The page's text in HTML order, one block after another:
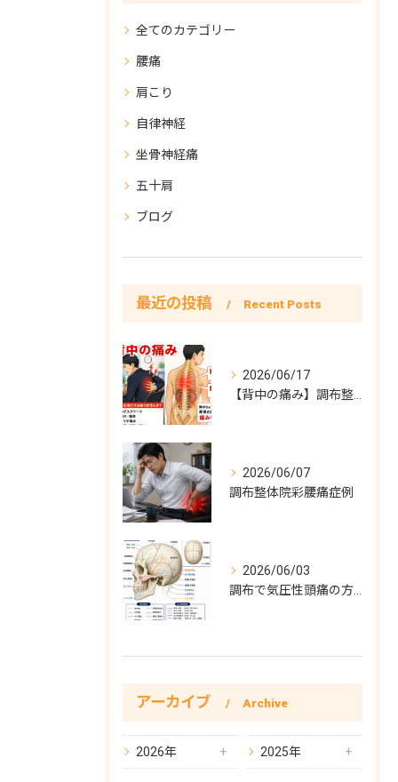
全てのカテゴリー
腰痛
肩こり
自律神経
坐骨神経痛
五十肩
ブログ
最近の投稿 Recent Posts
2026/06/17
2026/06/07
調布整体院彩腰痛症例
2026/06/03
アーカイブ Archive
2026年 2025年